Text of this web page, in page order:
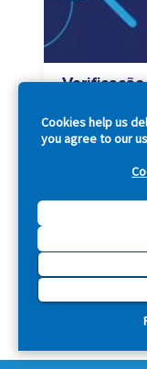
Cookies help us
you agree to our
Descubra
áreas que